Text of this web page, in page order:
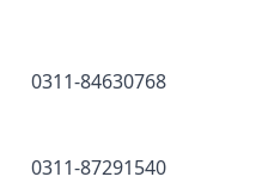
0311-84630768
0311-87291540